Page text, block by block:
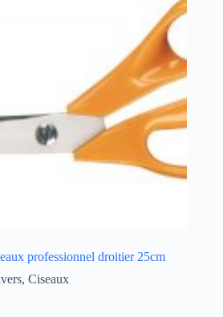
professionnel droitier 25cm
, Ciseaux